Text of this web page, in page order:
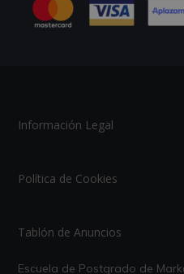
Información Legal
Política de Cookies
Tablón de Anuncios
Escuela de Postgrado de